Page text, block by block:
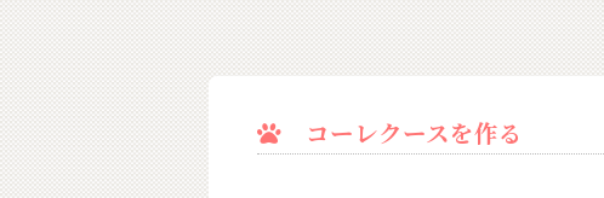
コーレクースを作る